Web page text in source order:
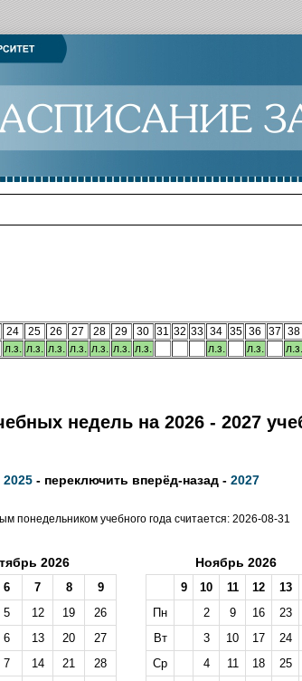
24 25 26 27 28 29 30 31 32 33 34 35 36 37 38
л.з. л.з. л.з. л.з. л.з. л.з. л.з. л.з. л.з. л.з.
недель на 2026 - 2027
2025- переключить вперёд-назад - 2027
понедельником учебного года считается: 2026-08-31
2026
6 7 8
9
5 12 19
26
6 13 20
27
7 14 21
28
Ноябрь 2026
9 10 11 12 13
Пн
2 9 16 23
Вт
3 10 17
24
Ср
4 11 18
25